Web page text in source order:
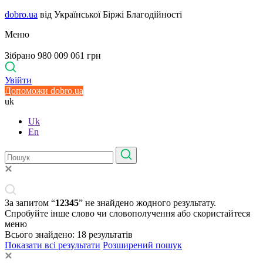
dobro.ua від Української Біржі Благодійності
Меню
Зібрано 980 009 061 грн
Увійти
Допоможи dobro.ua
uk
Uk
En
За запитом “12345” не знайдено жодного результату.
Спробуйте інше слово чи словополучення або скористайтеся
меню
Всього знайдено: 18 результатів
Показати всі результати Розширений пошук